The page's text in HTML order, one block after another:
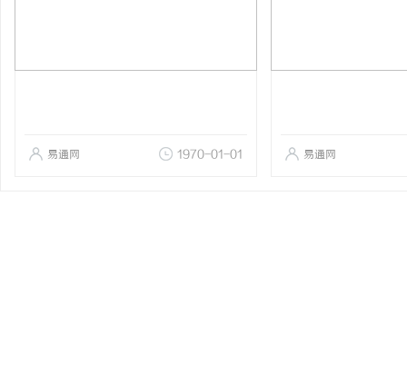
易通网 1970-01-01 易通网